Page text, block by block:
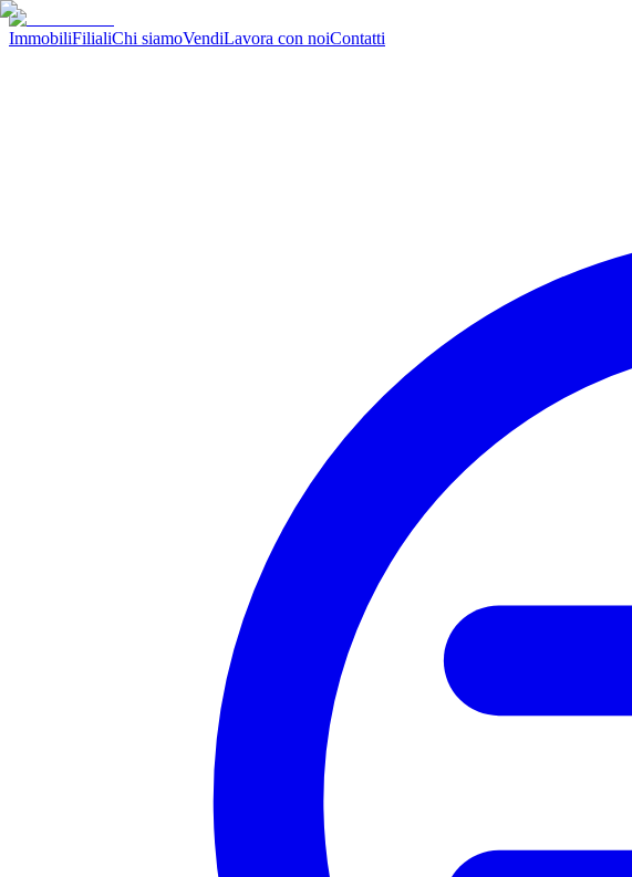
ImmobiliFilialiChi siamoVendiLavora con noiContatti